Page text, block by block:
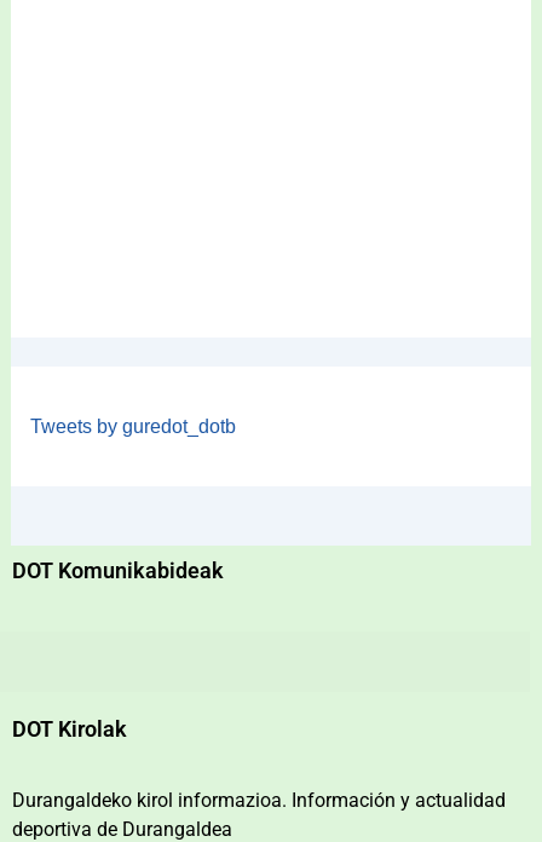
Tweets by guredot_dotb
DOT Komunikabideak
DOT Kirolak
Durangaldeko kirol informazioa. Información y actualidad
deportiva de Durangaldea